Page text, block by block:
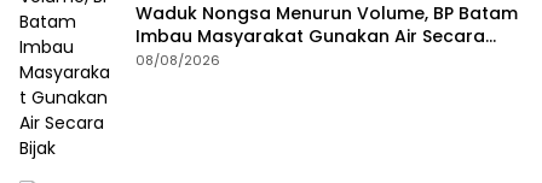
Waduk Nongsa Menurun Volume, BP Batam
Imbau Masyarakat Gunakan Air Secara
Bijak
08/08/2026